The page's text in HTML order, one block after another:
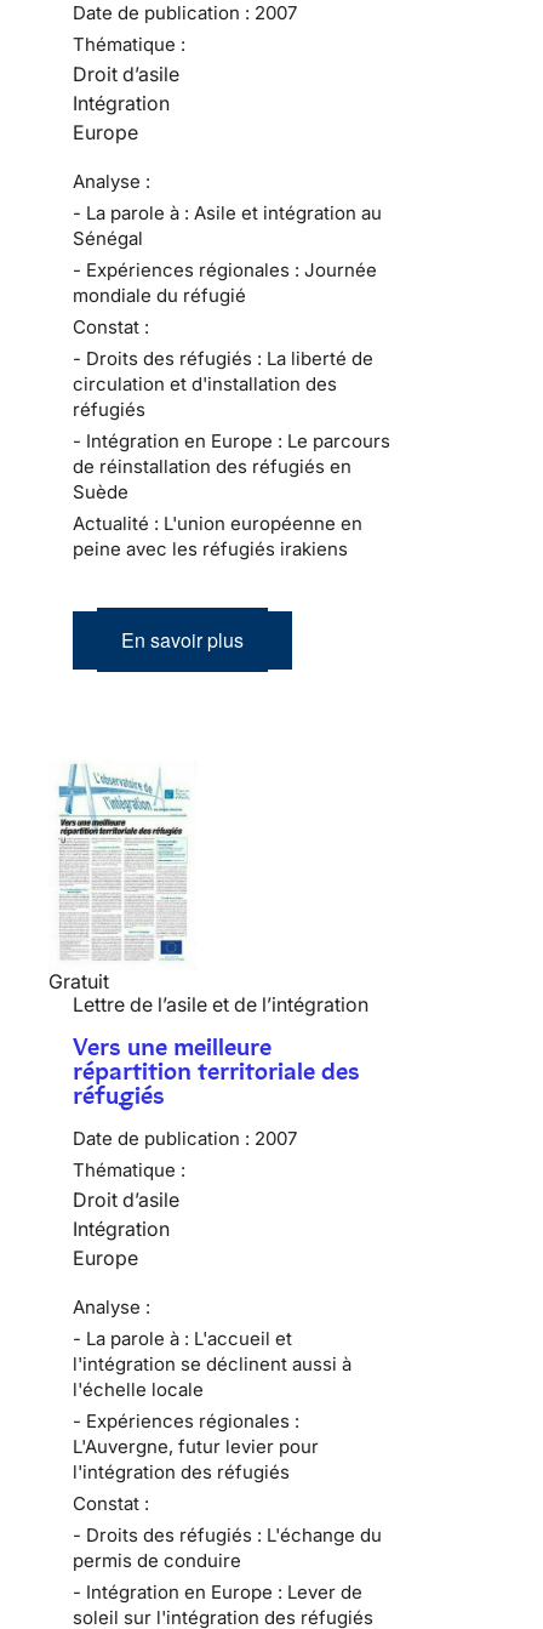
Date de publication : 2007
Thématique :
Droit d’asile
Intégration
Europe
Analyse :
- La parole à : Asile et intégration au
Sénégal
- Expériences régionales : Journée
mondiale du réfugié
Constat :
- Droits des réfugiés : La liberté de
circulation et d'installation des
réfugiés
- Intégration en Europe : Le parcours
de réinstallation des réfugiés en
Suède
Actualité : L'union européenne en
peine avec les réfugiés irakiens
En savoir plus
Gratuit
Lettre de l’asile et de l’intégration
Vers une meilleure
répartition territoriale des
réfugiés
Date de publication : 2007
Thématique :
Droit d’asile
Intégration
Europe
Analyse :
- La parole à : L'accueil et
l'intégration se déclinent aussi à
l'échelle locale
- Expériences régionales :
L'Auvergne, futur levier pour
l'intégration des réfugiés
Constat :
- Droits des réfugiés : L'échange du
permis de conduire
- Intégration en Europe : Lever de
soleil sur l'intégration des réfugiés